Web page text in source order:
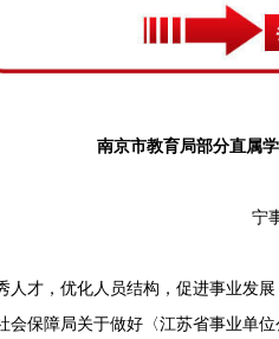
南京市教育局部分直属学
宁事
才，优化人员结构，促进事业发展
会保障局关于做好〈江苏省事业单